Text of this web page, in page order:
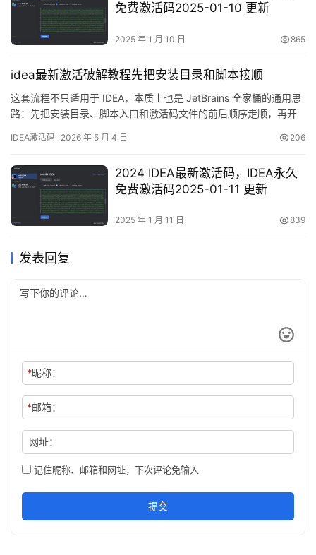
免费激活码2025-01-10 更新
2025 年 1 月 10 日 865
idea最新激活破解教程先把安装目录和脚本接顺
这套流程不只适用于 IDEA，本质上也是 JetBrains 全家桶的通用思
路：先把安装目录、脚本入口和激活码文件的前后顺序走顺，再开
码，更稳的做法不是上来就复制一串文本，而是先把安装目录和脚
错、脚本跑早了，或者激活码文件拿错了。 先看成…
IDEA激活码 2026 年 5 月 4 日 206
2024 IDEA最新激活码，IDEA永久
免费激活码2025-01-11 更新
2025 年 1 月 11 日 839
发表回复
*昵称：
*邮箱：
网址：
记住昵称、邮箱和网址，下次评论免输入
提交